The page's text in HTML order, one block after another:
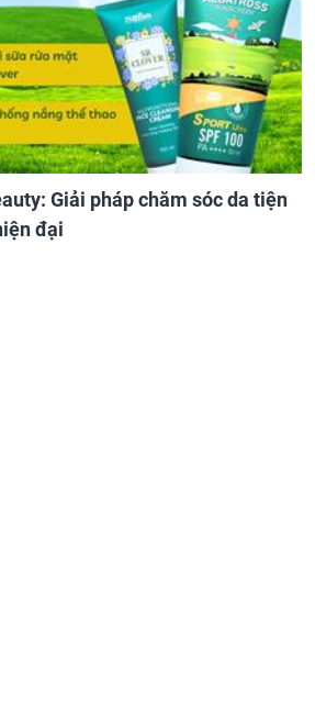
Giải pháp chăm sóc da tiện
đại